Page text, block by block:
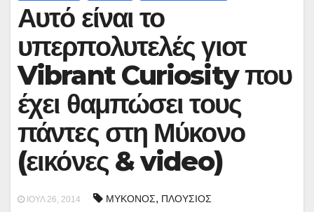
Αυτό είναι το
υπερπολυτελές γιοτ
Vibrant Curiosity που
έχει θαμπώσει τους
πάντες στη Μύκονο
(εικόνες & video)
ΙΟΎΛ 26, 2014 ΜΥΚΟΝΟΣ, ΠΛΟΥΣΙΟΣ